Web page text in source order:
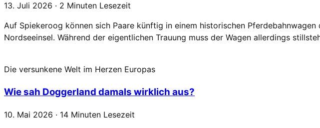
13. Juli 2026 · 2 Minuten Lesezeit
Auf Spiekeroog können sich Paare künftig in einem historischen
Nordseeinsel. Während der eigentlichen Trauung muss der Wagen allerdings
Die versunkene Welt im Herzen Europas
Wie sah Doggerland damals wirklich aus?
10. Mai 2026 · 14 Minuten Lesezeit